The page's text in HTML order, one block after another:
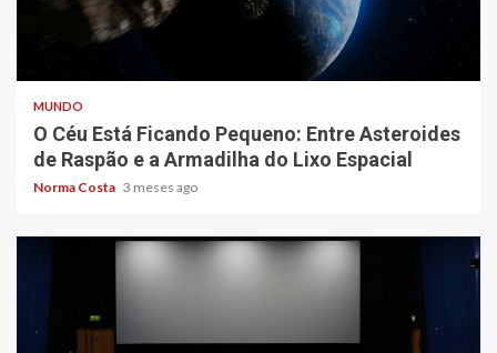
MUNDO
O Céu Está Ficando Pequeno: Entre Asteroides
de Raspão e a Armadilha do Lixo Espacial
Norma Costa 3 meses ago